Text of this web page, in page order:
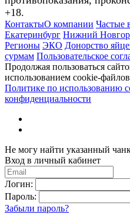
+18.
КонтактыО компании Частые
Екатеринбург Нижний
Регионы ЭКО Донорство
сурмам Пользовательское
Продолжая пользоваться
использованием cookie-
Политике по использованию
конфиденциальности
Не могу найти указанный
Вход в личный кабинет
Логин:
Пароль:
Забыли пароль?